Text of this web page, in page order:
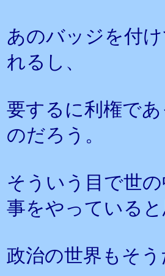
あのバッジを付
れるし、
要するに利権で
のだろう。
そういう目で世
事をやっていると
政治の世界もそ